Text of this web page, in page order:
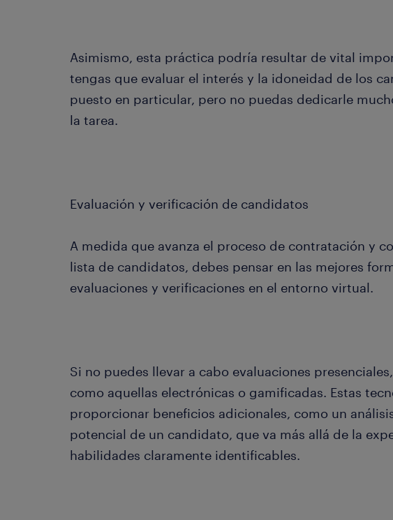
Asimismo, esta práctica podría resultar de vital
tengas que evaluar el interés y la idoneidad de los
puesto en particular, pero no puedas dedicarle
la tarea.
Evaluación y verificación de candidatos
A medida que avanza el proceso de contratación y
lista de candidatos, debes pensar en las mejores
evaluaciones y verificaciones en el entorno virtual.
Si no puedes llevar a cabo evaluaciones
como aquellas electrónicas o gamificadas. Estas
proporcionar beneficios adicionales, como un
potencial de un candidato, que va más allá de la
habilidades claramente identificables.